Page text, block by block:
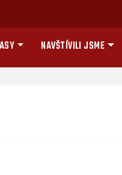
NAVŠTÍVILI JSME